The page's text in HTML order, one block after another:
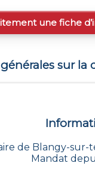
une fiche
sur la
de Blangy-sur-
Mandat